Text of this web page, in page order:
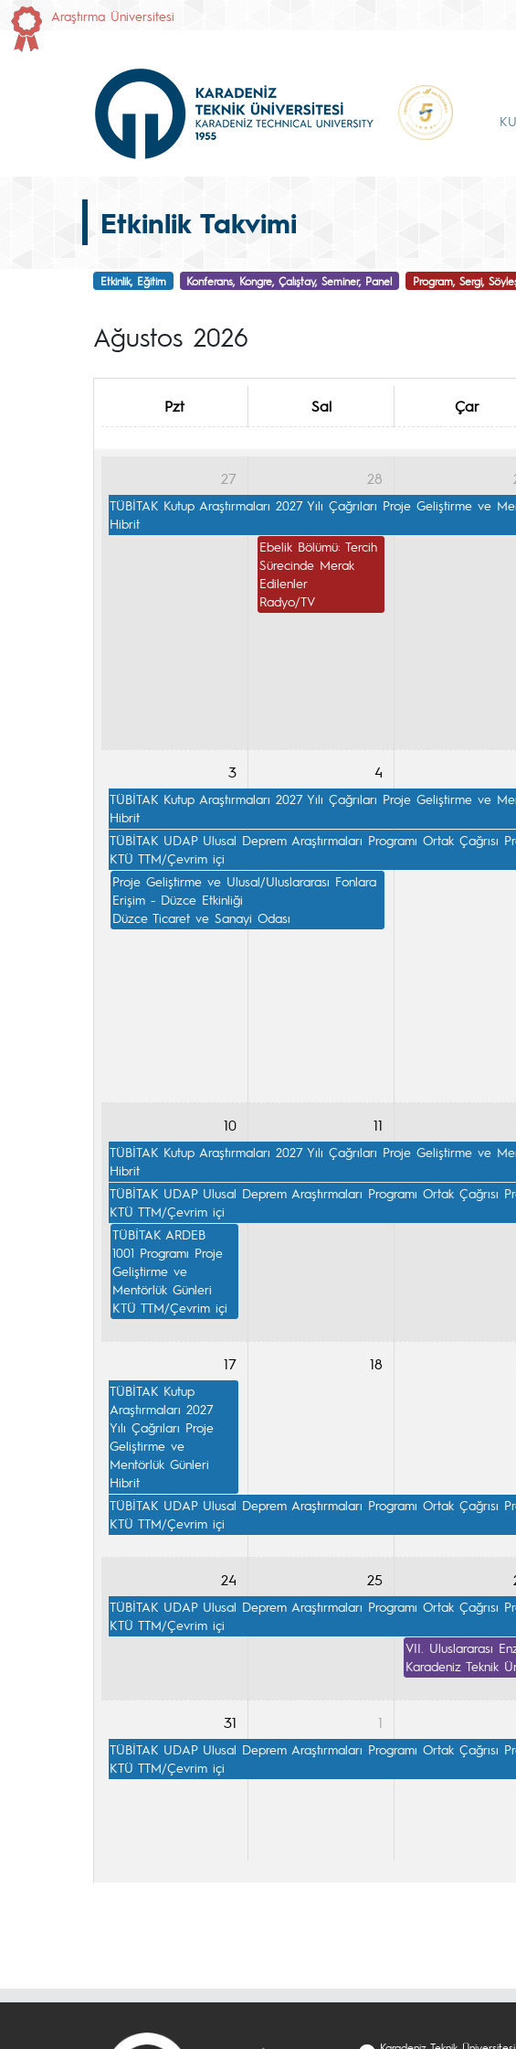
Araştırma Üniversitesi
Etkinlik Takvimi
Etkinlik, Eğitim Konferans, Kongre, Çalıştay, Seminer, Panel Program, Sergi,
Ağustos 2026
Pzt Sal Çar
27
TÜBİTAK Kutup Araştırmaları 2027 Yılı Çağrıları Proje Geliştirme ve
Hibrit
28
Ebelik Bölümü: Tercih
Sürecinde Merak
Edilenler
Radyo/TV
3
TÜBİTAK Kutup Araştırmaları 2027 Yılı Çağrıları Proje Geliştirme ve
Hibrit
TÜBİTAK UDAP Ulusal Deprem Araştırmaları Programı Ortak Çağrısı
KTÜ TTM/Çevrim içi
Proje Geliştirme ve Ulusal/Uluslararası Fonlara
Erişim - Düzce Etkinliği
Düzce Ticaret ve Sanayi Odası
4
10
TÜBİTAK Kutup Araştırmaları 2027 Yılı Çağrıları Proje Geliştirme ve
Hibrit
TÜBİTAK UDAP Ulusal Deprem Araştırmaları Programı Ortak Çağrısı
KTÜ TTM/Çevrim içi
TÜBİTAK ARDEB
1001 Programı Proje
Geliştirme ve
Mentörlük Günleri
KTÜ TTM/Çevrim içi
11
17
TÜBİTAK Kutup
Araştırmaları 2027
Yılı Çağrıları Proje
Geliştirme ve
Mentörlük Günleri
Hibrit
TÜBİTAK UDAP Ulusal Deprem Araştırmaları Programı Ortak Çağrısı
KTÜ TTM/Çevrim içi
18
24
TÜBİTAK UDAP Ulusal Deprem Araştırmaları Programı Ortak Çağrısı
KTÜ TTM/Çevrim içi
25
VII. Uluslararası
Karadeniz Teknik
31
TÜBİTAK UDAP Ulusal Deprem Araştırmaları Programı Ortak Çağrısı
KTÜ TTM/Çevrim içi
1